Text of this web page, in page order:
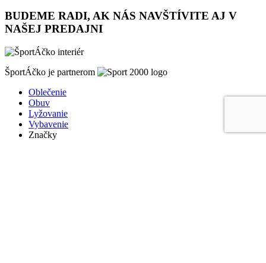
BUDEME RADI, AK NÁS NAVŠTÍVITE AJ V
NAŠEJ PREDAJNI
ŠportÁčko je partnerom
Oblečenie
Obuv
Lyžovanie
Vybavenie
Značky